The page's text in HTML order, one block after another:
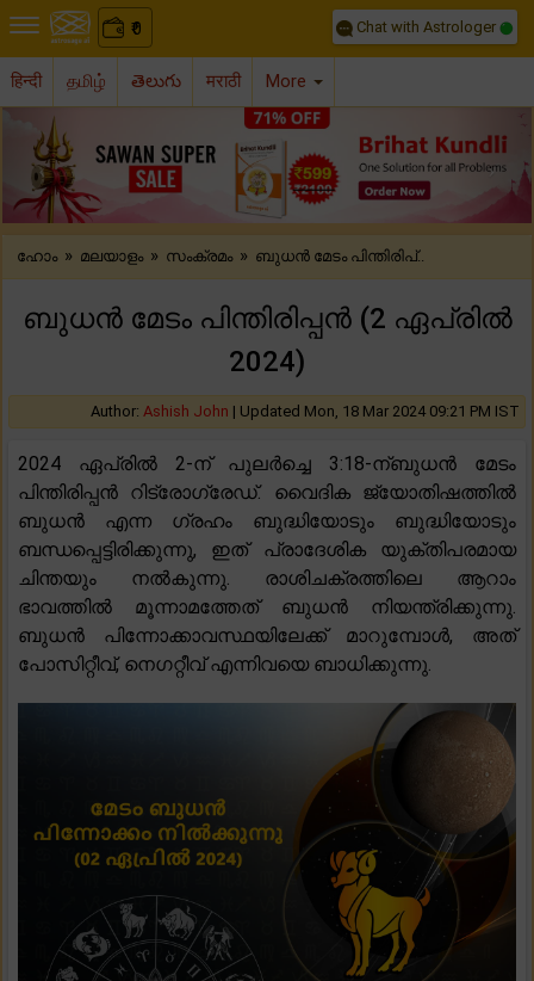
₹
0 Chat with Astrologer
हिन्दी தமிழ் తెలుగు मराठी More
Previous
ഹോം » മലയാളം » സംക്രമം » ബുധൻ മേടം പിന്തിരിപ്..
ബുധൻ മേടം പിന്തിരിപ്പൻ (2 ഏപ്രിൽ
2024)
Author: Ashish John | Updated Mon, 18 Mar 2024 09:21 PM IST
2024 ഏപ്രിൽ 2-ന് പുലർച്ചെ 3:18-ന്ബുധൻ മേടം
പിന്തിരിപ്പൻ റിട്രോഗ്രേഡ്. വൈദിക ജ്യോതിഷത്തിൽ
ബുധൻ എന്ന ഗ്രഹം ബുദ്ധിയോടും ബുദ്ധിയോടും
ബന്ധപ്പെട്ടിരിക്കുന്നു, ഇത് പ്രാദേശിക യുക്തിപരമായ
ചിന്തയും നൽകുന്നു. രാശിചക്രത്തിലെ ആറാം
ഭാവത്തിൽ മൂന്നാമത്തേത് ബുധൻ നിയന്ത്രിക്കുന്നു.
ബുധൻ പിന്നോക്കാവസ്ഥയിലേക്ക് മാറുമ്പോൾ, അത്
പോസിറ്റീവ്, നെഗറ്റീവ് എന്നിവയെ ബാധിക്കുന്നു.